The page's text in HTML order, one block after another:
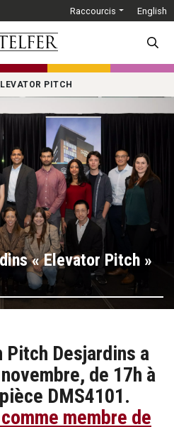
Raccourcis English
PITCH
« Elevator Pitch »
Pitch Desjardins a
de 17h à
DMS4101.
membre de